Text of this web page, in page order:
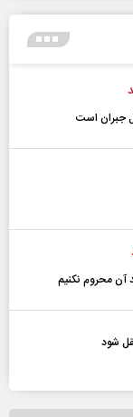
جبران است
آن محروم نکنیم
شود